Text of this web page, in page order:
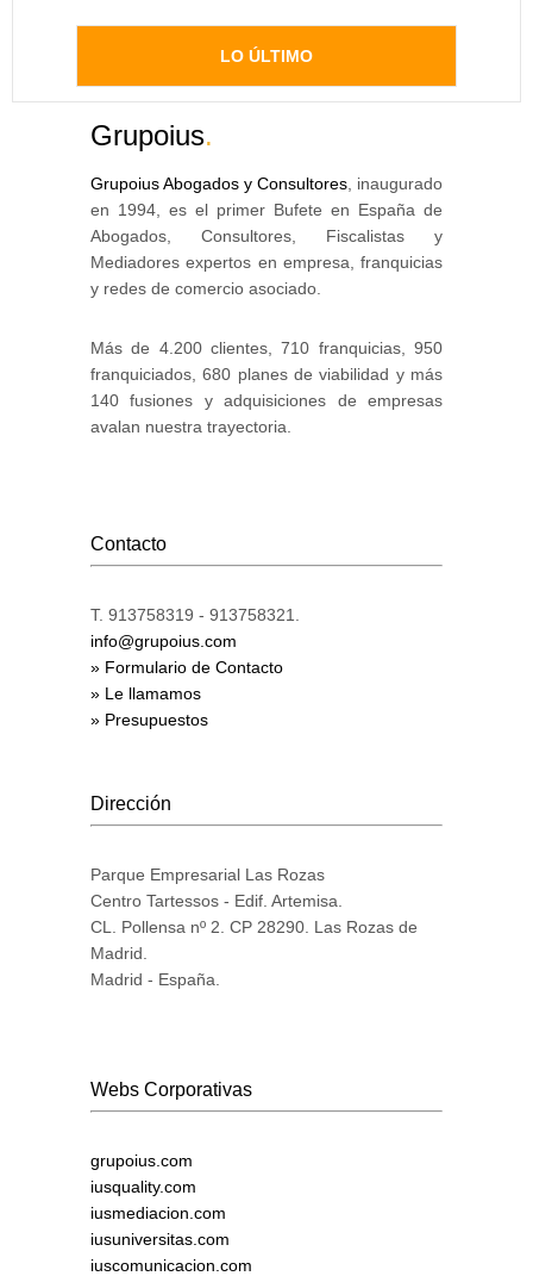
LO ÚLTIMO
Grupoius.
Grupoius Abogados y Consultores , inaugurado
en 1994, es el primer Bufete en España de
Abogados, Consultores, Fiscalistas y
Mediadores expertos en empresa, franquicias
y redes de comercio asociado.
Más de 4.200 clientes, 710 franquicias, 950
franquiciados, 680 planes de viabilidad y más
140 fusiones y adquisiciones de empresas
avalan nuestra trayectoria.
Contacto
T. 913758319 - 913758321.
info@grupoius.com
» Formulario de Contacto
» Le llamamos
» Presupuestos
Dirección
Parque Empresarial Las Rozas
Centro Tartessos - Edif. Artemisa.
CL. Pollensa nº 2. CP 28290. Las Rozas de
Madrid.
Madrid - España.
Webs Corporativas
grupoius.com
iusquality.com
iusmediacion.com
iusuniversitas.com
iuscomunicacion.com